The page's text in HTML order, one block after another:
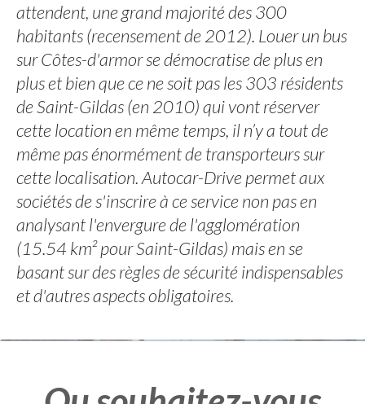
attendent, une grand majorité des 300
habitants (recensement de 2012). Louer un bus
sur Côtes-d'armor se démocratise de plus en
plus et bien que ce ne soit pas les 303 résidents
de Saint-Gildas (en 2010) qui vont réserver
cette location en même temps, il n’y a tout de
même pas énormément de transporteurs sur
cette localisation. Autocar-Drive permet aux
sociétés de s'inscrire à ce service non pas en
analysant l'envergure de l'agglomération
(15.54 km² pour Saint-Gildas) mais en se
basant sur des règles de sécurité indispensables
et d'autres aspects obligatoires.